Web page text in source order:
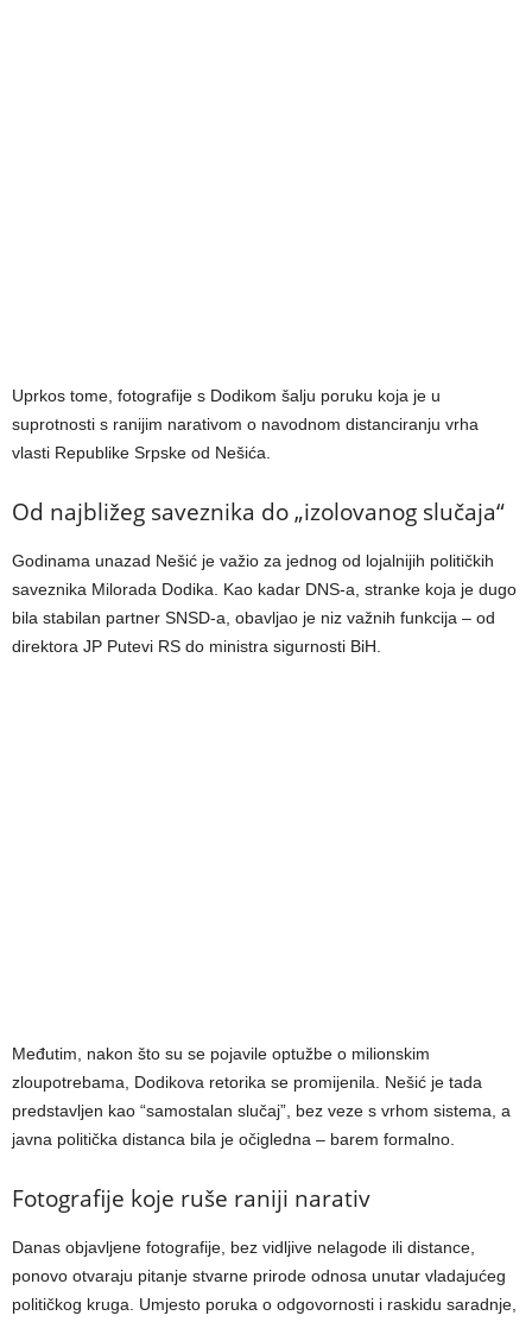
Uprkos tome, fotografije s Dodikom šalju poruku koja je u
suprotnosti s ranijim narativom o navodnom distanciranju vrha
vlasti Republike Srpske od Nešića.
Od najbližeg saveznika do „izolovanog slučaja“
Godinama unazad Nešić je važio za jednog od lojalnijih političkih
saveznika Milorada Dodika. Kao kadar DNS-a, stranke koja je dugo
bila stabilan partner SNSD-a, obavljao je niz važnih funkcija – od
direktora JP Putevi RS do ministra sigurnosti BiH.
Međutim, nakon što su se pojavile optužbe o milionskim
zloupotrebama, Dodikova retorika se promijenila. Nešić je tada
predstavljen kao “samostalan slučaj”, bez veze s vrhom sistema, a
javna politička distanca bila je očigledna – barem formalno.
Fotografije koje ruše raniji narativ
Danas objavljene fotografije, bez vidljive nelagode ili distance,
ponovo otvaraju pitanje stvarne prirode odnosa unutar vladajućeg
političkog kruga. Umjesto poruka o odgovornosti i raskidu saradnje,